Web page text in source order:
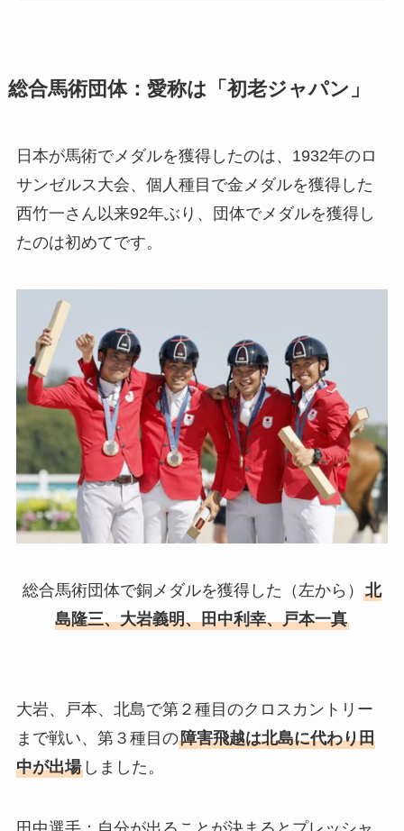
総合馬術団体：愛称は「初老ジャパン」
日本が馬術でメダルを獲得したのは、1932年のロ
サンゼルス大会、個人種目で金メダルを獲得した
西竹一さん以来92年ぶり、団体でメダルを獲得し
たのは初めてです。
総合馬術団体で銅メダルを獲得した（左から） 北
島隆三、大岩義明、田中利幸、戸本一真
大岩、戸本、北島で第２種目のクロスカントリー
まで戦い、第３種目の障害飛越は北島に代わり田
中が出場しました。